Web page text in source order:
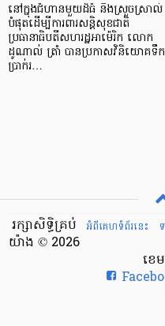
នៅក្នុងជំហានមួយដ៏ធំ និងស្រួចស្រាល់
បំផុតដើម្បីការពារសន្តិសុខជាតិ
ប្រធានាធិបតីសហរដ្ឋអាម៉េរិក លោក
ដូណាល់ ត្រាំ បានប្រកាសវិនិយោគទឹក
ប្រាក់រ…
អំពីគេហទំព័រនេះ
រក្សាសិទ្ធិគ្រប់
យ៉ាង © 2026
ខ